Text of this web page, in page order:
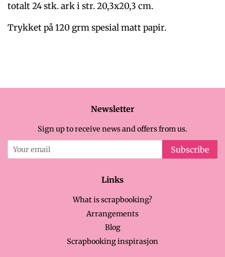
totalt 24 stk. ark i str. 20,3x20,3 cm.
Trykket på 120 grm spesial matt papir.
Newsletter
Sign up to receive news and offers from us.
Subscribe
Links
What is scrapbooking?
Arrangements
Blog
Scrapbooking inspirasjon